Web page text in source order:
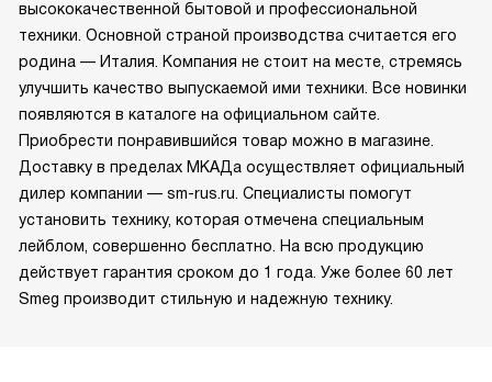
высококачественной бытовой и профессиональной
техники. Основной страной производства считается его
родина — Италия. Компания не стоит на месте, стремясь
улучшить качество выпускаемой ими техники. Все новинки
появляются в каталоге на официальном сайте.
Приобрести понравившийся товар можно в магазине.
Доставку в пределах МКАДа осуществляет официальный
дилер компании — sm-rus.ru. Специалисты помогут
установить технику, которая отмечена специальным
лейблом, совершенно бесплатно. На всю продукцию
действует гарантия сроком до 1 года. Уже более 60 лет
Smeg производит стильную и надежную технику.